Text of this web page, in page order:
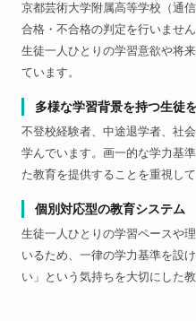
京都芸術大学附属高等学校（通
合格・不合格の判定を行いませ
生徒一人ひとりの学習意欲や将
ています。
多様な学習背景を持つ生徒
不登校経験者、中途退学者、社
学んでいます。画一的な学力基
た教育を提供することを重視して
個別対応型の教育システム
生徒一人ひとりの学習ペースや
いるため、一律の学力基準を設
い」という気持ちを大切にした教